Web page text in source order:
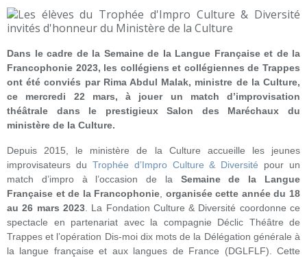
Dans le cadre de la Semaine de la Langue Française et de la
Francophonie 2023, les collégiens et collégiennes de Trappes
ont été conviés par Rima Abdul Malak, ministre de la Culture,
ce mercredi 22 mars, à jouer un match d’improvisation
théâtrale dans le prestigieux Salon des Maréchaux du
ministère de la Culture.
Depuis 2015, le ministère de la Culture accueille les jeunes
improvisateurs du Trophée d’Impro Culture & Diversité pour un
match d’impro à l’occasion de la Semaine de la Langue
Française et de la Francophonie organisée cette année du 18
au 26 mars 2023. La Fondation Culture & Diversité coordonne ce
spectacle en partenariat avec la compagnie Déclic Théâtre de
Trappes et l’opération Dis-moi dix mots de la Délégation générale à
la langue française et aux langues de France (DGLFLF). Cette